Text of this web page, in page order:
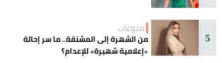
5
منوعات
من الشهرة إلى المشنقة.. ما سر إحالة
«إعلامية شهيرة» للإعدام؟